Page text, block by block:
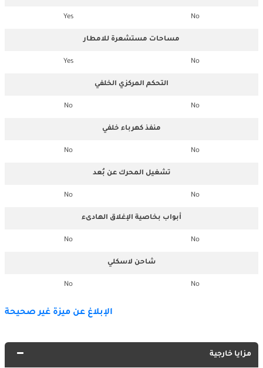
No
Yes
مساحات مستشعرة للامطار
No
Yes
التحكم المركزي الخلفي
No
No
منفذ كهرباء خلفي
No
No
تشغيل المحرك عن بُعد
No
No
أبواب بخاصية الإغلاق الهادىء
No
No
شاحن لاسكلي
No
No
الإبلاغ عن ميزة غير صحيحة
مزايا خارجية